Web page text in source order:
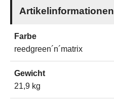
Artikelinformationen
Farbe
reedgreen´n´matrix
Gewicht
21,9 kg